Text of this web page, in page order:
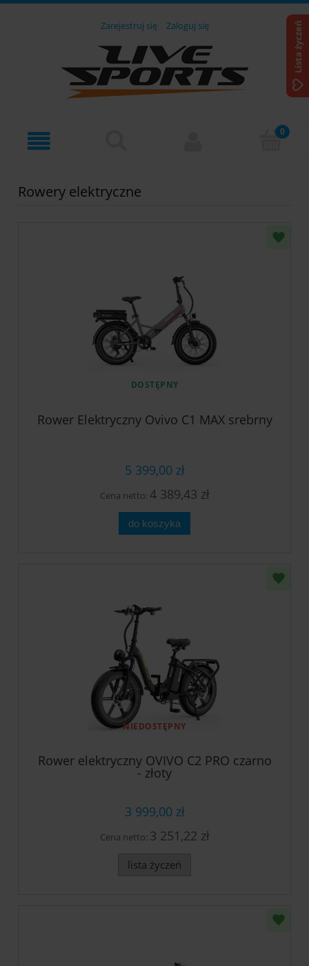
Zarejestruj się Zaloguj się
Rowery elektryczne
DOSTĘPNY
Rower Elektryczny Ovivo C1 MAX srebrny
5 399,00 zł
Cena netto: 4 389,43 zł
do koszyka
NIEDOSTĘPNY
Rower elektryczny OVIVO C2 PRO czarno
- złoty
3 999,00 zł
Cena netto: 3 251,22 zł
lista życzeń
Lista życzeń